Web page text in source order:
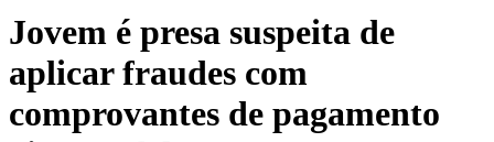
Jovem é presa suspeita de
aplicar fraudes com
comprovantes de pagamento